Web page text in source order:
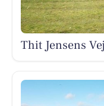
Thit Jensens